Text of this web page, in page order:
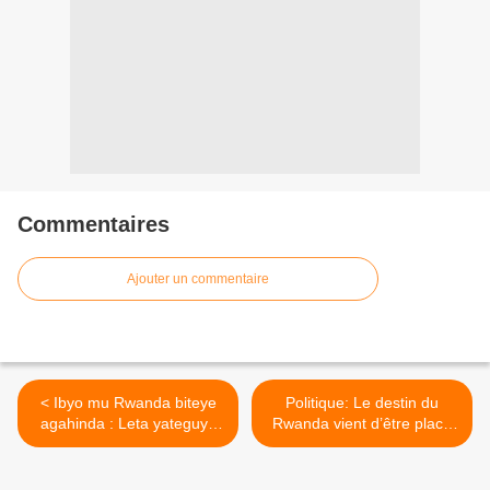
Commentaires
Ajouter un commentaire
< Ibyo mu Rwanda biteye
agahinda : Leta yateguye
gahunda yo kwicisha
Politique: Le destin du
Rwanda vient d’être placé
entre les mains d’un trio